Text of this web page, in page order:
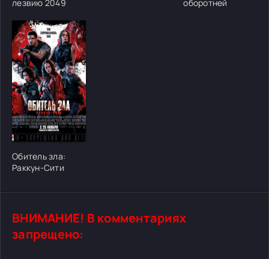
лезвию 2049 оборотней
[/xfgiven_cvh_poster_urlcvh_poster_url]
Обитель зла:
Раккун-Сити
ВНИМАНИЕ! В комментариях
запрещено: